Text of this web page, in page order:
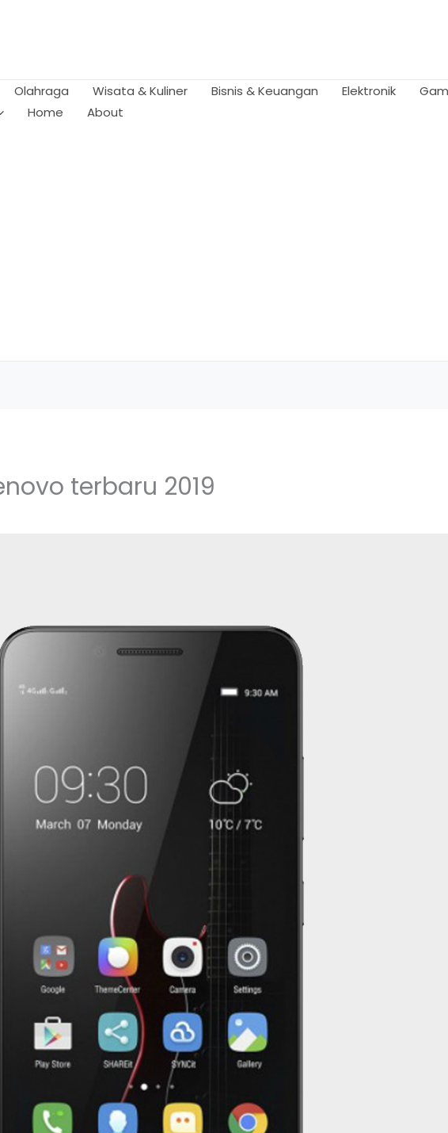
Olahraga Wisata & Kuliner Bisnis & Keuangan Elektronik
Home About
terbaru 2019